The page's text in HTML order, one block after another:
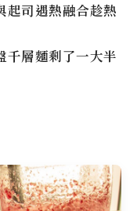
起司遇熱融合趁熱
千層麵剩了一大半